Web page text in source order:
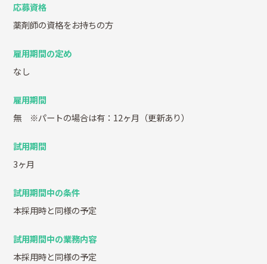
応募資格
薬剤師の資格をお持ちの方
雇用期間の定め
なし
雇用期間
無 ※パートの場合は有：12ヶ月（更新あり）
試用期間
3ヶ月
試用期間中の条件
本採用時と同様の予定
試用期間中の業務内容
本採用時と同様の予定